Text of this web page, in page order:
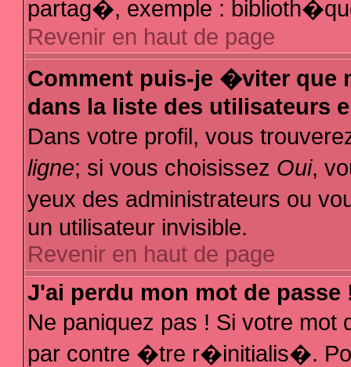
partag�, exemple :
Revenir en haut de page
Comment puis-je �viter que
dans la liste des utilisateurs
Dans votre profil, vous
ligne; si vous choisissez Oui,
yeux des administrateurs ou
un utilisateur invisible.
Revenir en haut de page
J'ai perdu mon mot de passe
Ne paniquez pas ! Si votre
par contre �tre r�initialis�.